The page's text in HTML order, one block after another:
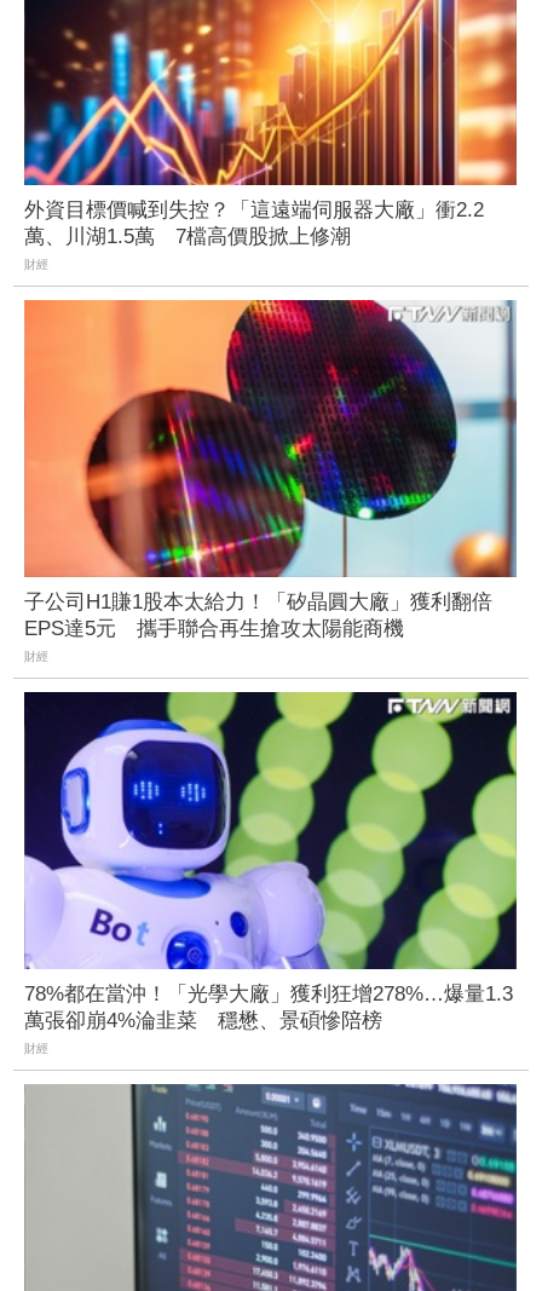
外資目標價喊到失控？「這遠端伺服器大廠」衝2.2
萬、川湖1.5萬 7檔高價股掀上修潮
財經
子公司H1賺1股本太給力！「矽晶圓大廠」獲利翻倍
EPS達5元 攜手聯合再生搶攻太陽能商機
財經
78%都在當沖！「光學大廠」獲利狂增278%…爆量1.3
萬張卻崩4%淪韭菜 穩懋、景碩慘陪榜
財經